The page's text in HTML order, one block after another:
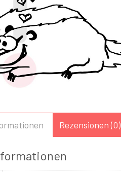
Rezensionen (0)